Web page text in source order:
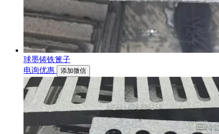
球墨铸铁篦子
电询优惠
添加微信